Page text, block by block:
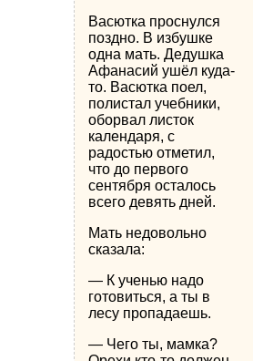
Васютка проснулся
поздно. В избушке
одна мать. Дедушка
Афанасий ушёл куда-
то. Васютка поел,
полистал учебники,
оборвал листок
календаря, с
радостью отметил,
что до первого
сентября осталось
всего девять дней.
Мать недовольно
сказала:
— К ученью надо
готовиться, а ты в
лесу пропадаешь.
— Чего ты, мамка?